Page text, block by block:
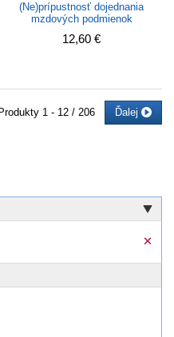
(Ne)prípustnosť dojednania
mzdových podmienok
12,60 €
1 - 12 / 206 Ďalej